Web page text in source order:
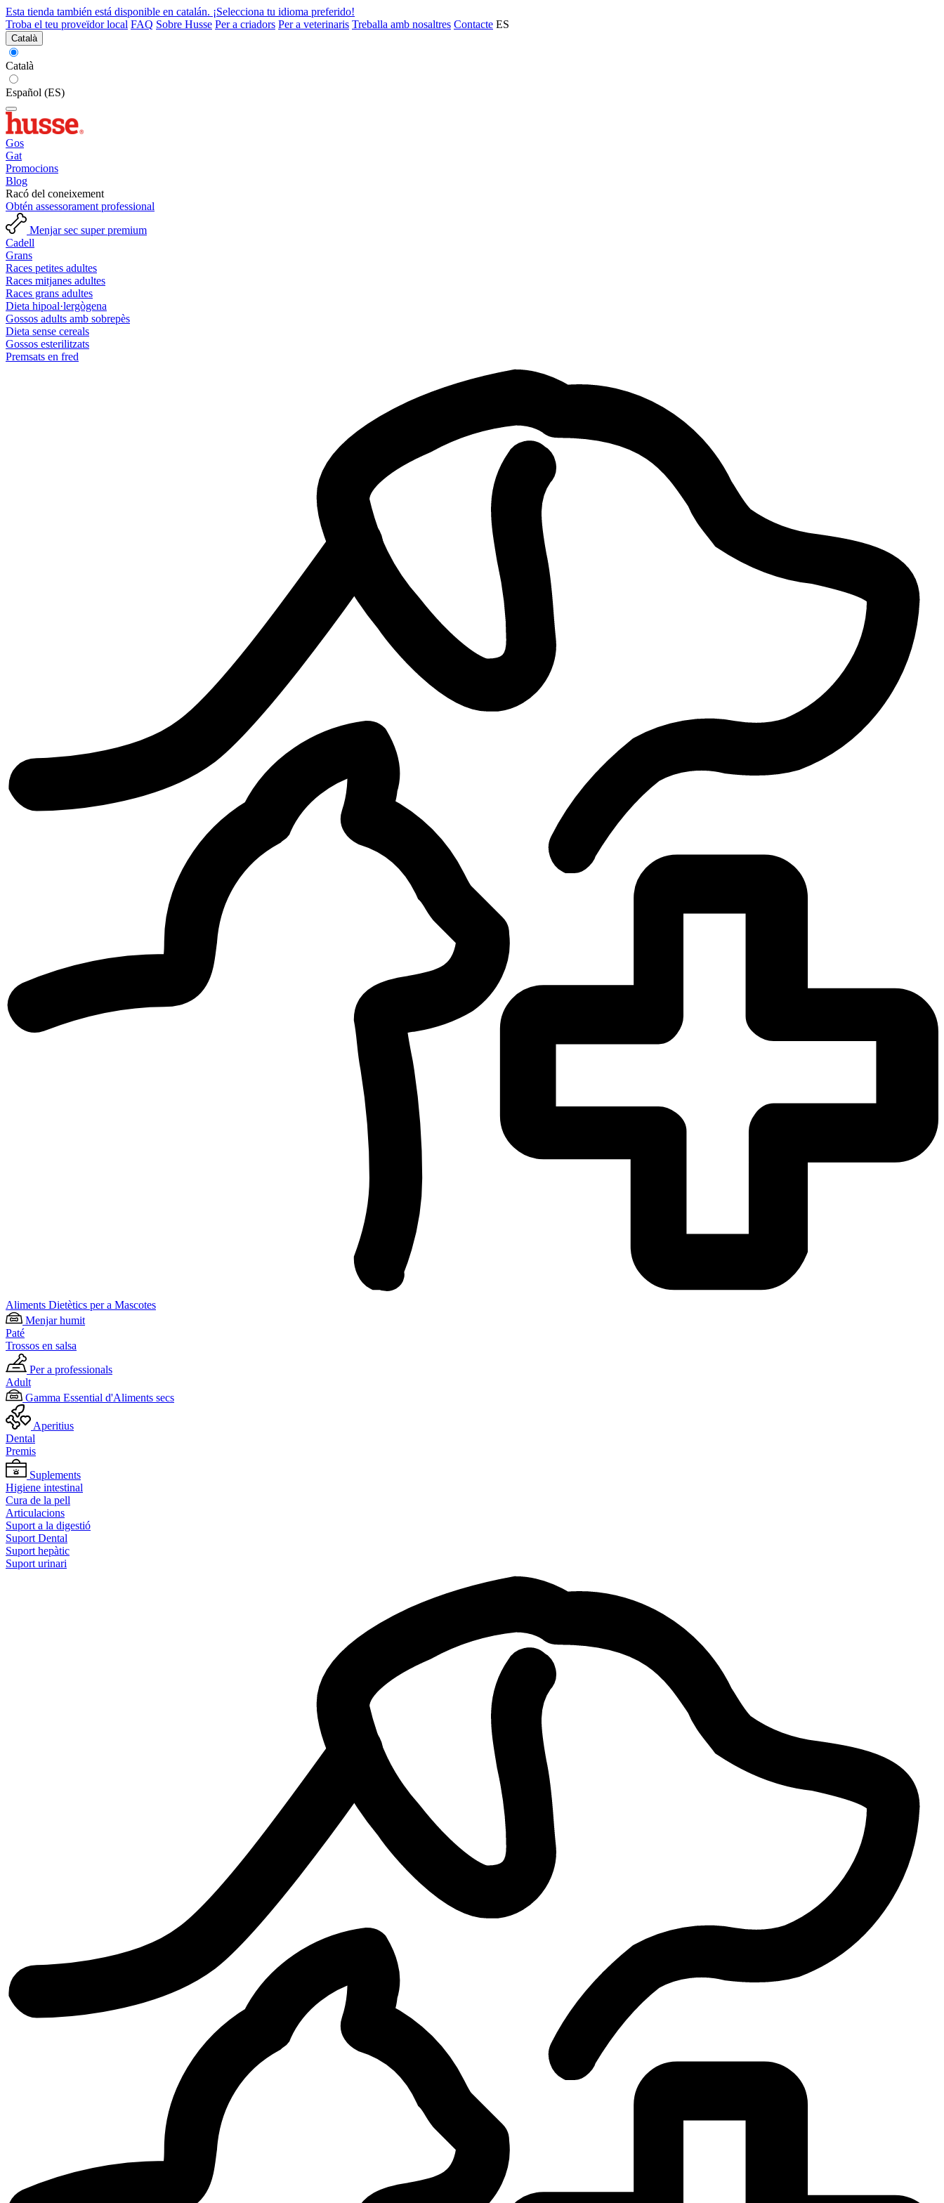
Esta tienda también está disponible en catalán. ¡Selecciona tu idioma preferido!
Troba el teu proveïdor local FAQ Sobre Husse Per a criadors Per a veterinaris Treballa amb nosaltres Contacte ES
Català
Català
Español (ES)
Gos
Gat
Promocions
Blog
Racó del coneixement
Obtén assessorament professional
Menjar sec super premium
Cadell
Grans
Races petites adultes
Races mitjanes adultes
Races grans adultes
Dieta hipoal·lergògena
Gossos adults amb sobrepès
Dieta sense cereals
Gossos esterilitzats
Premsats en fred
Aliments Dietètics per a Mascotes
Menjar humit
Paté
Trossos en salsa
Per a professionals
Adult
Gamma Essential d'Aliments secs
Aperitius
Dental
Premis
Suplements
Higiene intestinal
Cura de la pell
Articulacions
Suport a la digestió
Suport Dental
Suport hepàtic
Suport urinari